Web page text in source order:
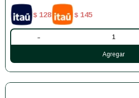
$ 128 $ 145
-